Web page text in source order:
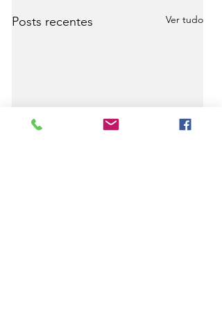
Posts recentes Ver tudo